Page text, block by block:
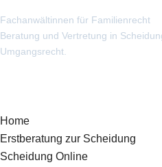
Fachanwältinnen für Familienrecht
Beratung und Vertretung in
Umgangsrecht.
Home
Erstberatung zur Scheidung
Scheidung Online